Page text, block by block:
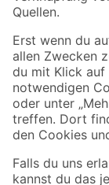
Sicher einkaufen
Jetzt die toom-